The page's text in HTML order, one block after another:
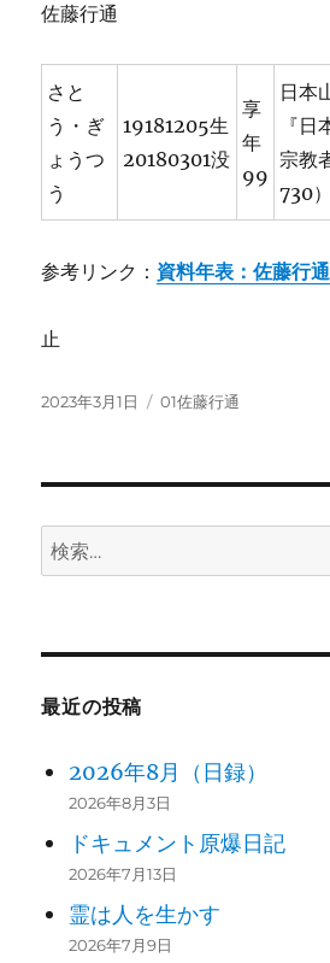
佐藤行通
さと
う・ぎ
ょうつ
う
19181205生
20180301没
享
年
99
日本
『
宗教
730）
参考リンク： 資料年表：佐藤行通
止
投
2023年3月1日
カ
01佐藤行通
検
索:
最近の投稿
2026年8月（日録）
2026年8月3日
ドキュメント原爆日記
2026年7月13日
霊は人を生かす
2026年7月9日